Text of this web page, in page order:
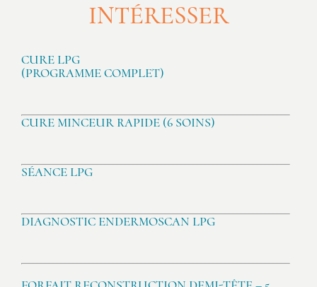
INTÉRESSER
CURE LPG
(PROGRAMME COMPLET)
CURE MINCEUR RAPIDE (6 SOINS)
SÉANCE LPG
DIAGNOSTIC ENDERMOSCAN LPG